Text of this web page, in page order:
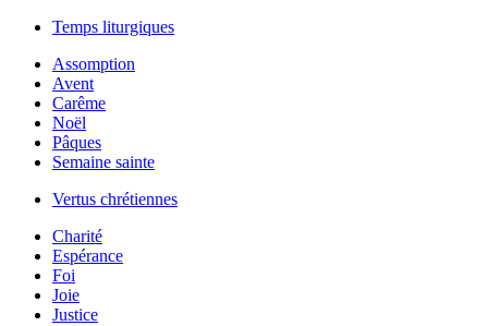
Temps liturgiques
Assomption
Avent
Carême
Noël
Pâques
Semaine sainte
Vertus chrétiennes
Charité
Espérance
Foi
Joie
Justice